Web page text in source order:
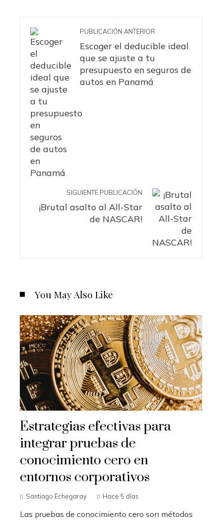
PUBLICACIÓN ANTERIOR
Escoger el deducible ideal
que se ajuste a tu
presupuesto en seguros de
autos en Panamá
SIGUIENTE PUBLICACIÓN
¡Brutal asalto al All-Star
de NASCAR!
You May Also Like
Estrategias efectivas para
integrar pruebas de
conocimiento cero en
entornos corporativos
Santiago Echegaray Hace 5 días
Las pruebas de conocimiento cero son métodos